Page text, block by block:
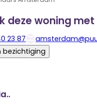
deze woning
23 87
bezichtiging